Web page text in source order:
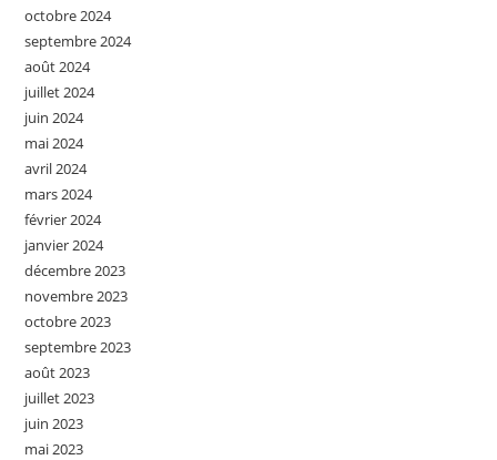
octobre 2024
septembre 2024
août 2024
juillet 2024
juin 2024
mai 2024
avril 2024
mars 2024
février 2024
janvier 2024
décembre 2023
novembre 2023
octobre 2023
septembre 2023
août 2023
juillet 2023
juin 2023
mai 2023